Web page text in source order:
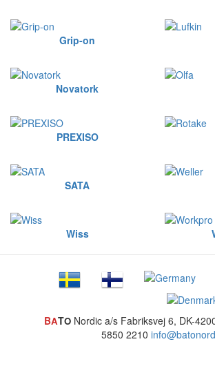
Grip-on
Novatork
PREXISO
SATA
Wiss
BATONordic a/s Fabriksvej 6, DK-
5850 2210